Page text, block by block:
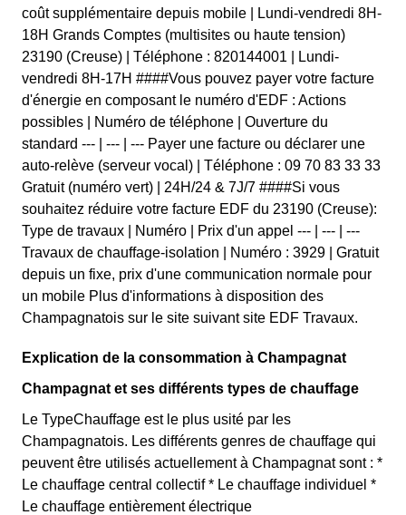
coût supplémentaire depuis mobile | Lundi-vendredi 8H-
18H Grands Comptes (multisites ou haute tension)
23190 (Creuse) | Téléphone : 820144001 | Lundi-
vendredi 8H-17H ####Vous pouvez payer votre facture
d'énergie en composant le numéro d'EDF : Actions
possibles | Numéro de téléphone | Ouverture du
standard --- | --- | --- Payer une facture ou déclarer une
auto-relève (serveur vocal) | Téléphone : 09 70 83 33 33
Gratuit (numéro vert) | 24H/24 & 7J/7 ####Si vous
souhaitez réduire votre facture EDF du 23190 (Creuse):
Type de travaux | Numéro | Prix d'un appel --- | --- | ---
Travaux de chauffage-isolation | Numéro : 3929 | Gratuit
depuis un fixe, prix d'une communication normale pour
un mobile Plus d'informations à disposition des
Champagnatois sur le site suivant site EDF Travaux.
Explication de la consommation à Champagnat
Champagnat et ses différents types de chauffage
Le TypeChauffage est le plus usité par les
Champagnatois. Les différents genres de chauffage qui
peuvent être utilisés actuellement à Champagnat sont : *
Le chauffage central collectif * Le chauffage individuel *
Le chauffage entièrement électrique